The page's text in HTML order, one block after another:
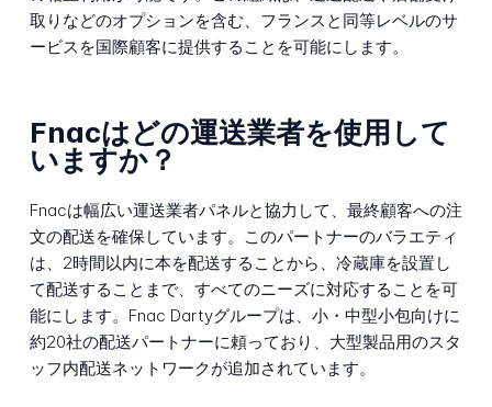
取りなどのオプションを含む、フランスと同等レベルのサ
ービスを国際顧客に提供することを可能にします。
Fnacはどの運送業者を使用して
いますか？
Fnacは幅広い運送業者パネルと協力して、最終顧客への注
文の配送を確保しています。このパートナーのバラエティ
は、2時間以内に本を配送することから、冷蔵庫を設置し
て配送することまで、すべてのニーズに対応することを可
能にします。Fnac Dartyグループは、小・中型小包向けに
約20社の配送パートナーに頼っており、大型製品用のスタ
ッフ内配送ネットワークが追加されています。